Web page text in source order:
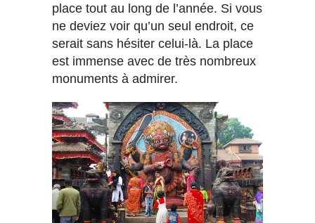
place tout au long de l’année. Si vous
ne deviez voir qu’un seul endroit, ce
serait sans hésiter celui-là. La place
est immense avec de très nombreux
monuments à admirer.